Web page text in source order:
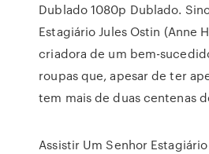
Dublado 1080p Dublado.
Estagiário Jules Ostin (Anne
criadora de um bem-
roupas que, apesar de ter
tem mais de duas centenas
Assistir Um Senhor